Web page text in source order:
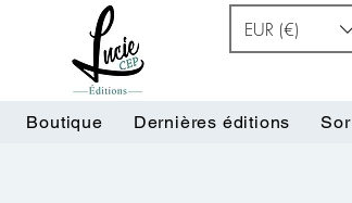
EUR (€)
Boutique Dernières éditions